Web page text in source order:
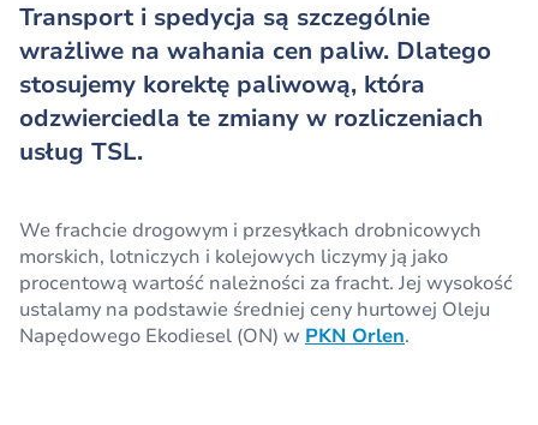
Transport i spedycja są szczególnie
wrażliwe na wahania cen paliw. Dlatego
stosujemy korektę paliwową, która
odzwierciedla te zmiany w rozliczeniach
usług TSL.
We frachcie drogowym i przesyłkach drobnicowych
morskich, lotniczych i kolejowych liczymy ją jako
procentową wartość należności za fracht. Jej wysokość
ustalamy na podstawie średniej ceny hurtowej Oleju
Napędowego Ekodiesel (ON) w PKN Orlen.